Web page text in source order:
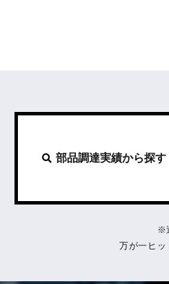
部品調達実績から探す
万が一ヒッ